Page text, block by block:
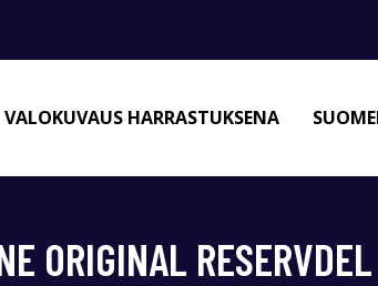
VALOKUVAUS HARRASTUKSENA
ORIGINAL